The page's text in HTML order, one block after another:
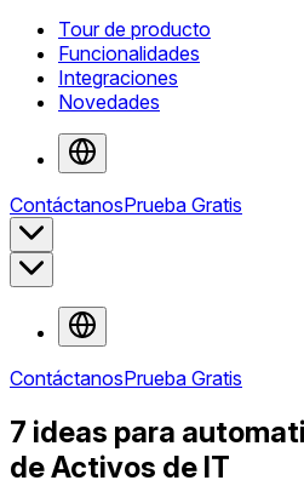
Tour de producto
Funcionalidades
Integraciones
Novedades
ContáctanosPrueba Gratis
ContáctanosPrueba Gratis
7 ideas para
de Activos de IT